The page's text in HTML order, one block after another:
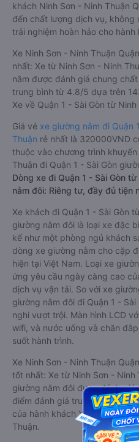
khách Ninh Sơn - Ninh Thuận
đến chất lượng dịch vụ, không
trải nghiệm hoàn hảo cho hành
Xe Ninh Sơn - Ninh Thuận
nhất: Xe từ Ninh Sơn - Ninh
nằm được đánh giá chung
trung bình từ 4.8/5 dựa trên
Xe về Quận 1 - Sài Gòn từ
Giá vé xe giường nằm đi Quận
Thuận rẻ nhất là 320000VND
thuộc vào chương trình
Thuận đi Quận 1 - Sài Gòn
Dòng xe đi Quận 1 - Sài Gòn
nằm đôi: Riêng tư, đầy đủ tiện
Xe khách đi Quận 1 - Sài Gòn
giường nằm đôi là loại xe đặc
kế như một phòng ngủ khách
dòng xe giường nằm cho cặp
hiện tại Việt Nam. Loại xe
ứng yêu cầu ngày càng cao
dịch vụ vận tải. So với xe
giường nằm đôi đi Quận 1 -
nghi vượt trội. Màn hình LCD
wifi, và nước uống và chăn
suốt hành trình.
Xe Ninh Sơn - Ninh Thuận
tốt nhất: Xe từ Ninh Sơn - Ninh
giường nằm đôi được đánh
điểm đánh giá trung bình từ
của hành khách Xe về Quận 1
Thuận.